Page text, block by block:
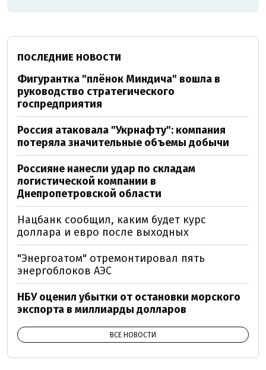
ПОСЛЕДНИЕ НОВОСТИ
Фигурантка "плёнок Миндича" вошла в
руководство стратегического
госпредприятия
Россия атаковала "Укрнафту": компания
потеряла значительные объемы добычи
Россияне нанесли удар по складам
логистической компании в
Днепропетровской области
Нацбанк сообщил, каким будет курс
доллара и евро после выходных
"Энергоатом" отремонтировал пять
энергоблоков АЭС
НБУ оценил убытки от остановки морского
экспорта в миллиарды долларов
ВСЕ НОВОСТИ